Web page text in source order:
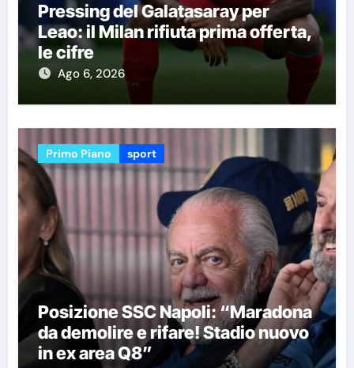
Pressing del Galatasaray per
Leao: il Milan rifiuta prima offerta,
le cifre
Ago 6, 2026
Primo Piano sport
Posizione SSC Napoli: “Maradona
da demolire e rifare! Stadio nuovo
in ex area Q8”